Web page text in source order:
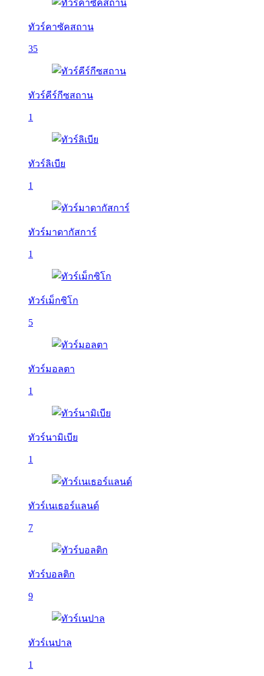
ทัวร์คาซัคสถาน
35
ทัวร์คีร์กีซสถาน
1
ทัวร์ลิเบีย
1
ทัวร์มาดากัสการ์
1
ทัวร์เม็กซิโก
5
ทัวร์มอลตา
1
ทัวร์นามิเบีย
1
ทัวร์เนเธอร์แลนด์
7
ทัวร์บอลติก
9
ทัวร์เนปาล
1